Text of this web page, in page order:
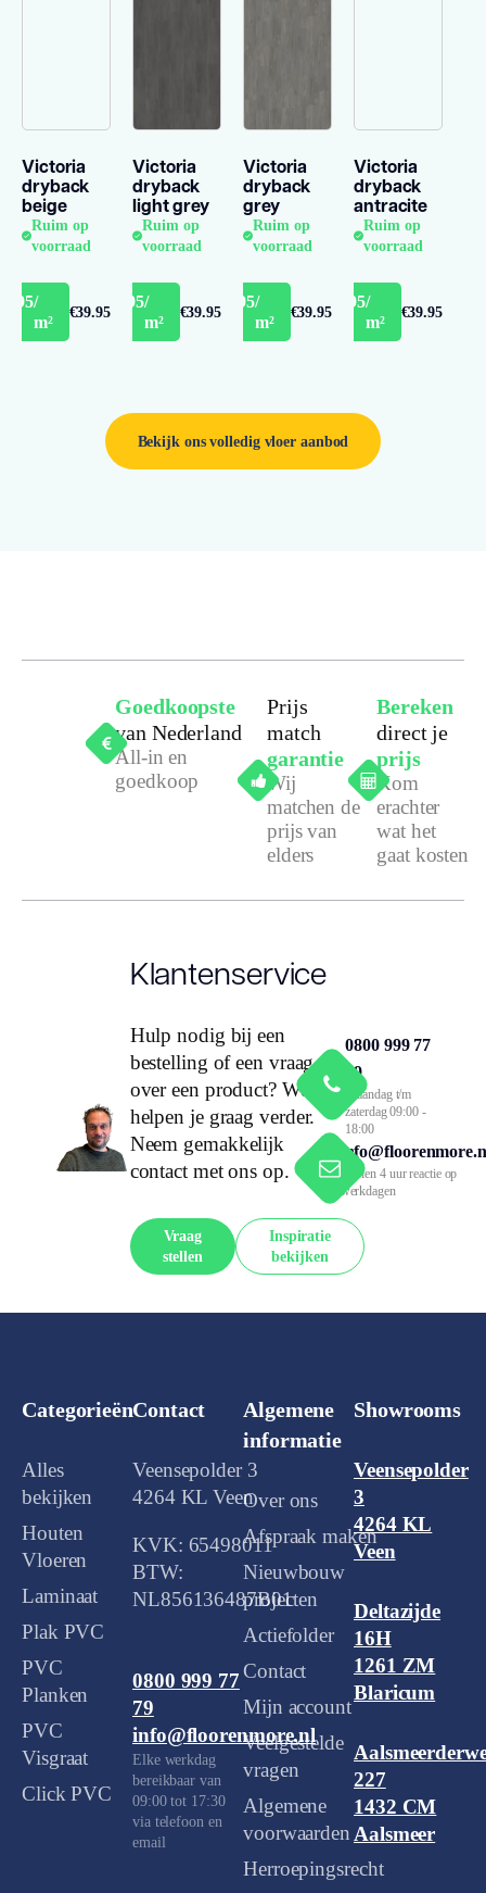
Victoria
dryback
beige
Ruim op
voorraad
/
m²
€39.95
Victoria
dryback
light grey
Ruim op
voorraad
€35.95/
m²
€39.95
Victoria
dryback
grey
Ruim op
voorraad
€35.95/
m²
€39.95
Victoria
dryback
antracite
Ruim op
voorraad
€35.95/
m²
€39.95
Bekijk ons volledig vloer aanbod
Goedkoopste
van Nederland
All-in en
goedkoop
Prijs
match
garantie
Wij
matchen de
prijs van
elders
Bereken
direct je
prijs
Kom
erachter
wat het
gaat kosten
Klantenservice
Hulp nodig bij een
bestelling of een vraag
over een product? We
helpen je graag verder.
Neem gemakkelijk
contact met ons op.
Vraag
stellen
Inspiratie
bekijken
0800 999 77
79
Maandag t/m
zaterdag 09:00 -
18:00
Binnen 4 uur reactie op
werkdagen
Categorieën
Alles
bekijken
Houten
Vloeren
Laminaat
Plak PVC
PVC
Planken
PVC
Visgraat
Click PVC
Contact
Veensepolder 3
4264 KL Veen
KVK: 65498011
BTW:
NL856136487B01
0800 999 77
79
info@floorenmore.nl
Elke werkdag
bereikbaar van
09:00 tot 17:30
via telefoon en
email
Algemene
informatie
Over ons
Afspraak maken
Nieuwbouw
projecten
Actiefolder
Contact
Mijn account
Veelgestelde
vragen
Algemene
voorwaarden
Herroepingsrecht
Showrooms
Veensepolder
3
4264 KL
Veen
Deltazijde
16H
1261 ZM
Blaricum
227
1432 CM
Aalsmeer